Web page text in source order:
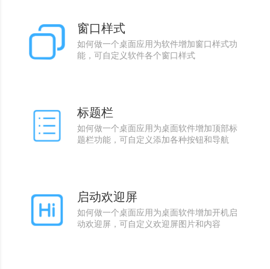
窗口样式
如何做一个桌面应用为软件增加窗口样式功
能，可自定义软件各个窗口样式
标题栏
如何做一个桌面应用为桌面软件增加顶部标
题栏功能，可自定义添加各种按钮和导航
启动欢迎屏
如何做一个桌面应用为桌面软件增加开机启
动欢迎屏，可自定义欢迎屏图片和内容